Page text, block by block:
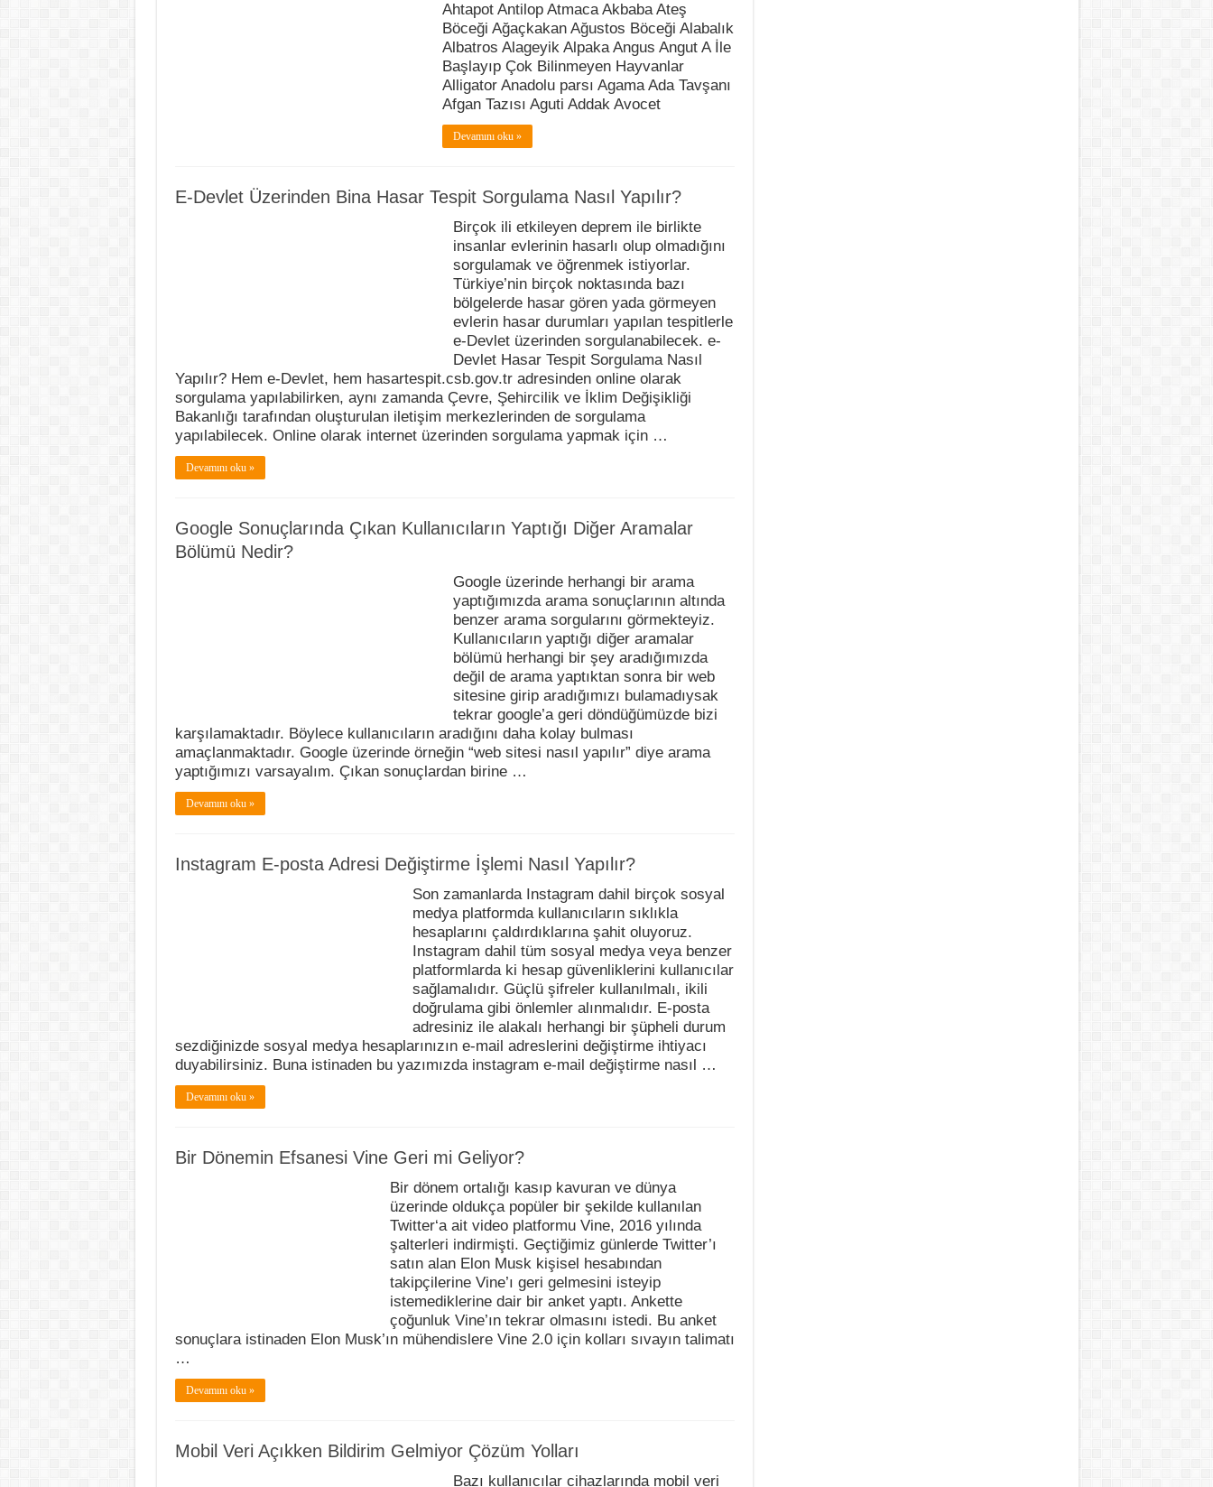
Ahtapot Antilop Atmaca Akbaba Ateş
Böceği Ağaçkakan Ağustos Böceği Alabalık
Albatros Alageyik Alpaka Angus Angut A İle
Başlayıp Çok Bilinmeyen Hayvanlar
Alligator Anadolu parsı Agama Ada Tavşanı
Afgan Tazısı Aguti Addak Avocet
Devamını oku »
E-Devlet Üzerinden Bina Hasar Tespit Sorgulama Nasıl Yapılır?
Birçok ili etkileyen deprem ile birlikte
insanlar evlerinin hasarlı olup olmadığını
sorgulamak ve öğrenmek istiyorlar.
Türkiye’nin birçok noktasında bazı
bölgelerde hasar gören yada görmeyen
evlerin hasar durumları yapılan tespitlerle
e-Devlet üzerinden sorgulanabilecek. e-
Devlet Hasar Tespit Sorgulama Nasıl
Yapılır? Hem e-Devlet, hem hasartespit.csb.gov.tr adresinden online olarak
sorgulama yapılabilirken, aynı zamanda Çevre, Şehircilik ve İklim Değişikliği
Bakanlığı tarafından oluşturulan iletişim merkezlerinden de sorgulama
yapılabilecek. Online olarak internet üzerinden sorgulama yapmak için …
Devamını oku »
Google Sonuçlarında Çıkan Kullanıcıların Yaptığı Diğer Aramalar
Bölümü Nedir?
Google üzerinde herhangi bir arama
yaptığımızda arama sonuçlarının altında
benzer arama sorgularını görmekteyiz.
Kullanıcıların yaptığı diğer aramalar
bölümü herhangi bir şey aradığımızda
değil de arama yaptıktan sonra bir web
sitesine girip aradığımızı bulamadıysak
tekrar google’a geri döndüğümüzde bizi
karşılamaktadır. Böylece kullanıcıların aradığını daha kolay bulması
amaçlanmaktadır. Google üzerinde örneğin “web sitesi nasıl yapılır” diye arama
yaptığımızı varsayalım. Çıkan sonuçlardan birine …
Devamını oku »
Instagram E-posta Adresi Değiştirme İşlemi Nasıl Yapılır?
Son zamanlarda Instagram dahil birçok sosyal
medya platformda kullanıcıların sıklıkla
hesaplarını çaldırdıklarına şahit oluyoruz.
Instagram dahil tüm sosyal medya veya benzer
platformlarda ki hesap güvenliklerini kullanıcılar
sağlamalıdır. Güçlü şifreler kullanılmalı, ikili
doğrulama gibi önlemler alınmalıdır. E-posta
adresiniz ile alakalı herhangi bir şüpheli durum
sezdiğinizde sosyal medya hesaplarınızın e-mail adreslerini değiştirme ihtiyacı
duyabilirsiniz. Buna istinaden bu yazımızda instagram e-mail değiştirme nasıl …
Devamını oku »
Bir Dönemin Efsanesi Vine Geri mi Geliyor?
Bir dönem ortalığı kasıp kavuran ve dünya
üzerinde oldukça popüler bir şekilde kullanılan
Twitter‘a ait video platformu Vine, 2016 yılında
şalterleri indirmişti. Geçtiğimiz günlerde Twitter’ı
satın alan Elon Musk kişisel hesabından
takipçilerine Vine’ı geri gelmesini isteyip
istemediklerine dair bir anket yaptı. Ankette
çoğunluk Vine’ın tekrar olmasını istedi. Bu anket
sonuçlara istinaden Elon Musk’ın mühendislere Vine 2.0 için kolları sıvayın talimatı
…
Devamını oku »
Mobil Veri Açıkken Bildirim Gelmiyor Çözüm Yolları
Bazı kullanıcılar cihazlarında mobil veri